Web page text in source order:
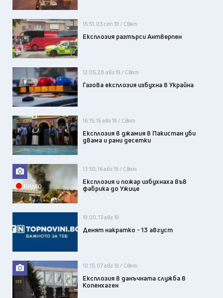
15:51, 03 сеп 19 / Свят
Експлозия разтърси Антверпен
12:05, 28 авг 19 / Свят
Газова експлозия избухна в Украйна
16:15, 16 авг 19 / Свят
Експлозия в джамия в Пакистан уби
двама и рани десетки
ВИДЕО
13:50, 16 авг 19 / Свят
Експлозия и пожар избухнаха във
фабрика до Ужице
19:00, 13 авг 19
Денят накратко - 13 август
10:15, 07 авг 19 / Свят
Експлозия в данъчната служба в
Копенхаген